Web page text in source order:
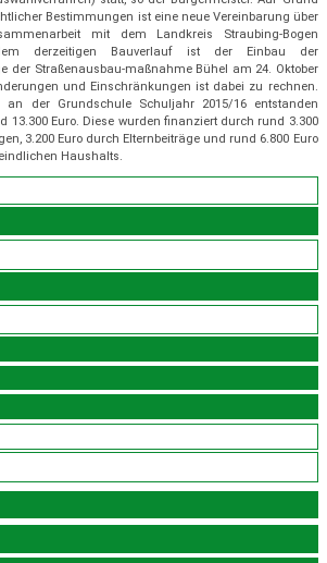
Bestimmungen ist eine neue Vereinbarung über
mit dem Landkreis Straubing-Bogen
derzeitigen Bauverlauf ist der Einbau der
der Straßenausbau-maßnahme Bühel am 24. Oktober
und Einschränkungen ist dabei zu rechnen.
an der Grundschule Schuljahr 2015/16 entstanden
13.300 Euro. Diese wurden finanziert durch rund 3.300
3.200 Euro durch Elternbeiträge und rund 6.800 Euro
Haushalts.